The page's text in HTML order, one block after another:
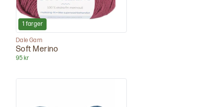
1 farger
Dale Garn
Soft Merino
95 kr